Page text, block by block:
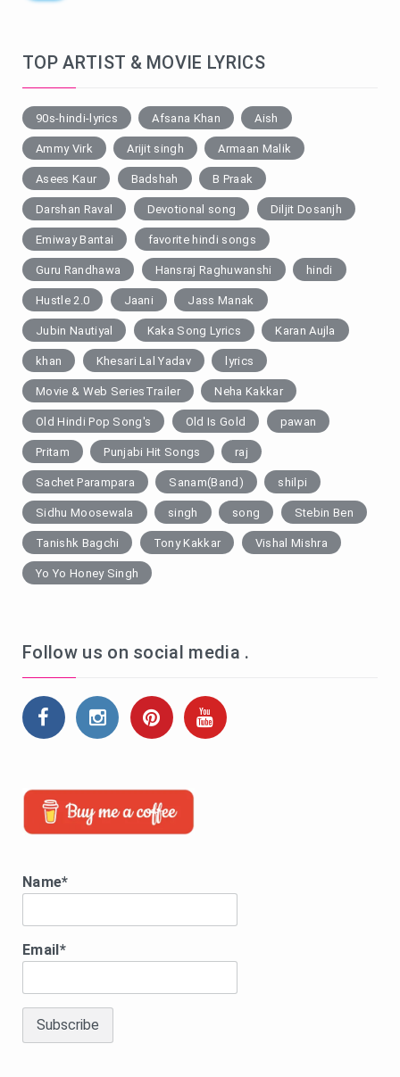
TOP ARTIST & MOVIE LYRICS
90s-hindi-lyrics Afsana Khan Aish
Ammy Virk Arijit singh Armaan Malik
Asees Kaur Badshah B Praak
Darshan Raval Devotional song Diljit Dosanjh
Emiway Bantai favorite hindi songs
Guru Randhawa Hansraj Raghuwanshi hindi
Hustle 2.0 Jaani Jass Manak
Jubin Nautiyal Kaka Song Lyrics Karan Aujla
khan Khesari Lal Yadav lyrics
Movie & Web SeriesTrailer Neha Kakkar
Old Hindi Pop Song's Old Is Gold pawan
Pritam Punjabi Hit Songs raj
Sachet Parampara Sanam(Band) shilpi
Sidhu Moosewala singh song Stebin Ben
Tanishk Bagchi Tony Kakkar Vishal Mishra
Yo Yo Honey Singh
Follow us on social media .
Name*
Email*